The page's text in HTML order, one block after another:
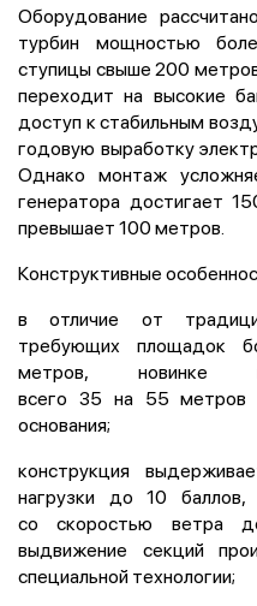
Оборудование
турбин мощностью
ступицы свыше 200
переходит на высокие
доступ к стабильным
годовую выработку
Однако монтаж
генератора достигает
превышает 100 метров.
Конструктивные
в отличие от
требующих площадок
метров, новинке
всего 35 на 55 метров
основания;
конструкция
нагрузки до 10
со скоростью ветра
выдвижение секций
специальной технологии;